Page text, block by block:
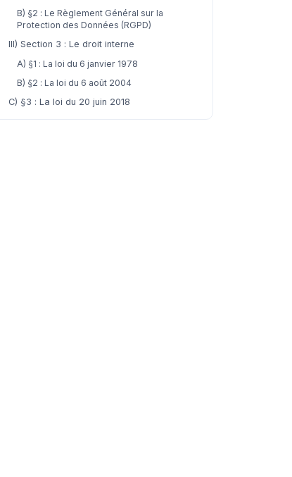
B) §2 : Le Règlement Général sur la
Protection des Données (RGPD)
III) Section 3 : Le droit interne
A) §1 : La loi du 6 janvier 1978
B) §2 : La loi du 6 août 2004
C) §3 : La loi du 20 juin 2018